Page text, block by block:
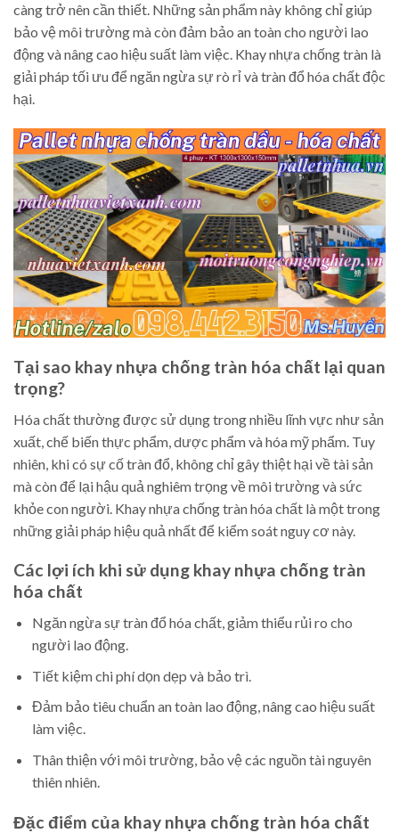
càng trở nên cần thiết. Những sản phẩm này không chỉ giúp
bảo vệ môi trường mà còn đảm bảo an toàn cho người lao
động và nâng cao hiệu suất làm việc. Khay nhựa chống tràn là
giải pháp tối ưu để ngăn ngừa sự rò rỉ và tràn đổ hóa chất độc
hại.
Tại sao khay nhựa chống tràn hóa chất lại quan
trọng?
Hóa chất thường được sử dụng trong nhiều lĩnh vực như sản
xuất, chế biến thực phẩm, dược phẩm và hóa mỹ phẩm. Tuy
nhiên, khi có sự cố tràn đổ, không chỉ gây thiệt hại về tài sản
mà còn để lại hậu quả nghiêm trọng về môi trường và sức
khỏe con người. Khay nhựa chống tràn hóa chất là một trong
những giải pháp hiệu quả nhất để kiểm soát nguy cơ này.
Các lợi ích khi sử dụng khay nhựa chống tràn
hóa chất
Ngăn ngừa sự tràn đổ hóa chất, giảm thiểu rủi ro cho
người lao động.
Tiết kiệm chi phí dọn dẹp và bảo trì.
Đảm bảo tiêu chuẩn an toàn lao động, nâng cao hiệu suất
làm việc.
Thân thiện với môi trường, bảo vệ các nguồn tài nguyên
thiên nhiên.
Đặc điểm của khay nhựa chống tràn hóa chất